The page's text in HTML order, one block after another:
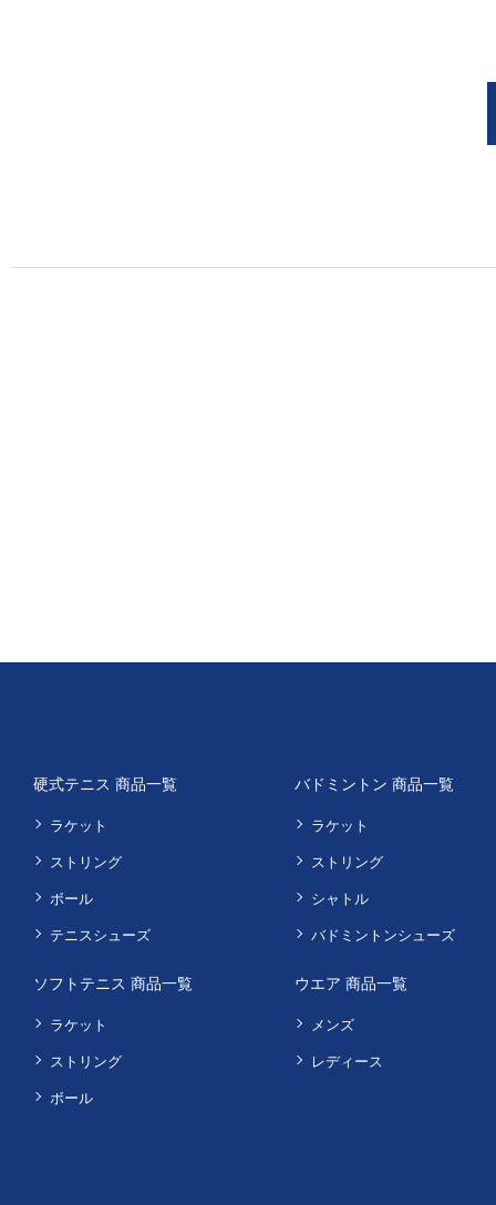
硬式テニス 商品一覧
ラケット
ストリング
ボール
テニスシューズ
ソフトテニス 商品一覧
ラケット
ストリング
ボール
バドミントン 商品一覧
ラケット
ストリング
シャトル
バドミントンシューズ
ウエア 商品一覧
メンズ
レディース